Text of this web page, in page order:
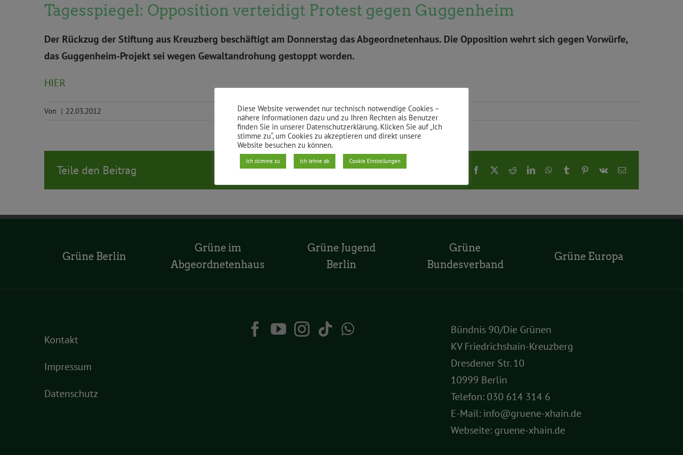
Tagesspiegel: Opposition verteidigt Protest gegen Guggenheim
Der Rückzug der Stiftung aus Kreuzberg beschäftigt am Donnerstag das Abgeordnetenhaus. Die Opposition wehrt sich gegen Vorwürfe,
das Guggenheim-Projekt sei wegen Gewaltandrohung gestoppt worden.
HIER
Von | 22.03.2012
Teile den Beitrag Facebook RedditLinkedInWhatsApp
Tumblr Pinterest
Vk
E-
Grüne Berlin
Grüne im
Abgeordnetenhaus
Grüne Jugend
Berlin
Grüne
Bundesverband
Grüne Europa
Kontakt
Impressum
Datenschutz
Bündnis 90/Die Grünen
KV Friedrichshain-Kreuzberg
Dresdener Str. 10
10999 Berlin
Telefon: 030 614 314 6
E-Mail: info@gruene-xhain.de
Webseite: gruene-xhain.de
Diese Website verwendet nur technisch notwendige Cookies –
nähere Informationen dazu und zu Ihren Rechten als Benutzer
finden Sie in unserer Datenschutzerklärung. Klicken Sie auf „Ich
stimme zu“, um Cookies zu akzeptieren und direkt unsere
Website besuchen zu können.
Ich stimme zu Ich lehne ab Cookie Einstellungen